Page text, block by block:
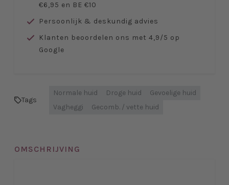
€6,95 en BE €10
Persoonlijk & deskundig advies
Klanten beoordelen ons met 4,9/5 op
Google
Tags
Normale huid Droge huid
Gevoelige huid
Vagheggi
Gecomb. / vette huid
OMSCHRIJVING